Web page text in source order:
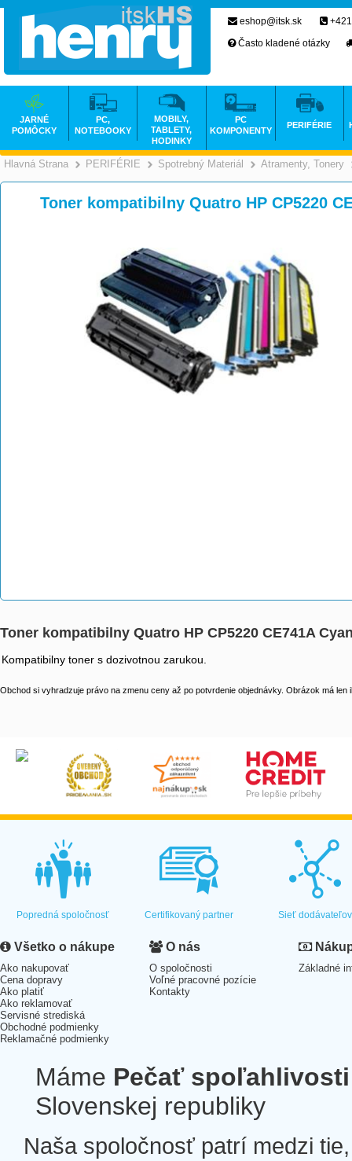
Hlavná Strana >
PERIFÉRIE >
Spotrebný Materiál >
Atramenty, Tonery
Toner kompatibilny Quatro HP CP5220
Toner kompatibilny Quatro HP CP5220 CE741A
Kompatibilny toner s dozivotnou zarukou.
Obchod si vyhradzuje právo na zmenu ceny až po potvrdenie objednávky. Obrázok má len
eshop@itsk.sk
Často kladené otázky
JARNÉ
POMÔCKY
PC,
NOTEBOOKY
MOBILY,
TABLETY,
HODINKY
PC
KOMPONENTY
PERIFÉRIE
Popredná spoločnosť Certifikovaný partner Sieť dodávateľov
Všetko o nákupe
Ako nakupovať
Cena dopravy
Ako platiť
Ako reklamovať
Servisné strediská
Obchodné podmienky
Reklamačné podmienky
O nás
O spoločnosti
Voľné pracovné pozície
Kontakty
Základné
Máme Pečať spoľahlivosti
Slovenskej republiky
Naša spoločnosť patrí medzi